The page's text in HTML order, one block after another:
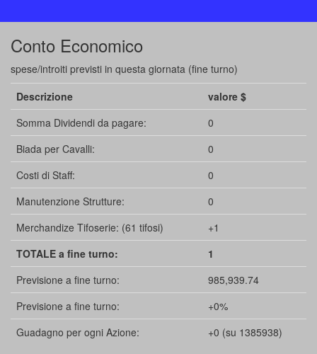
Conto Economico
spese/introiti previsti in questa giornata (fine turno)
Descrizione
valore $
Somma Dividendi da pagare:
0
Biada per Cavalli:
0
Costi di Staff:
0
Manutenzione Strutture:
0
Merchandize Tifoserie: (61 tifosi)
+1
TOTALE a fine turno:
1
Previsione a fine turno:
985,939.74
Previsione a fine turno:
+0%
Guadagno per ogni Azione:
+0 (su 1385938)